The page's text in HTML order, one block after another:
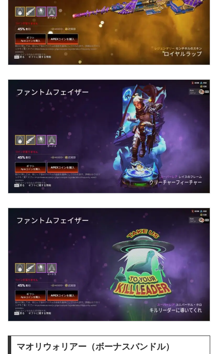
マオリウォリアー（ボーナスバンドル）